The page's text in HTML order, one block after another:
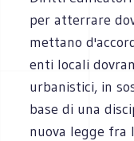
per atterrare
mettano
enti locali
urbanistici, in
base di una
nuova legge fra